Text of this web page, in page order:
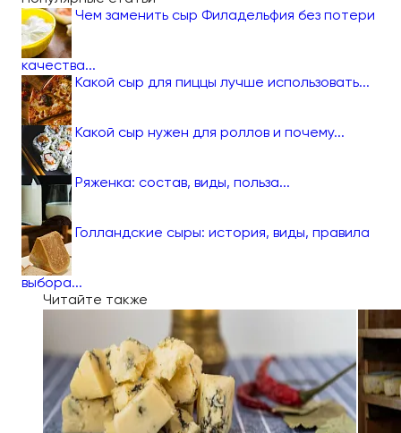
Чем заменить сыр Филадельфия без потери
качества...
Какой сыр для пиццы лучше использовать...
Какой сыр нужен для роллов и почему...
Ряженка: состав, виды, польза...
Голландские сыры: история, виды, правила
выбора...
Читайте также